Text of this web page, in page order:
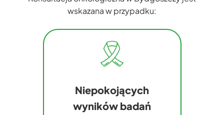
wskazana w przypadku:
Niepokojących
wyników badań